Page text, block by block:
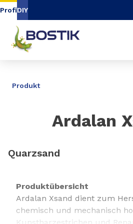
Inhalt
ProfiDIY
Produkt
Ardalan
Quarzsand
Produktübersicht
Ardalan Xsand dient zum
chemisch und mechanisch